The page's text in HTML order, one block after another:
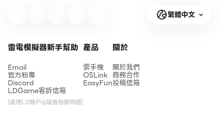
繁體中文
雷電模擬器新手幫助
Email
官方粉專
Discord
LDGame客訴信箱
(處理LD帳戶&儲值相關問題)
產品
雲手機
OSLink
EasyFun
關於
關於我們
商務合作
投稿信箱